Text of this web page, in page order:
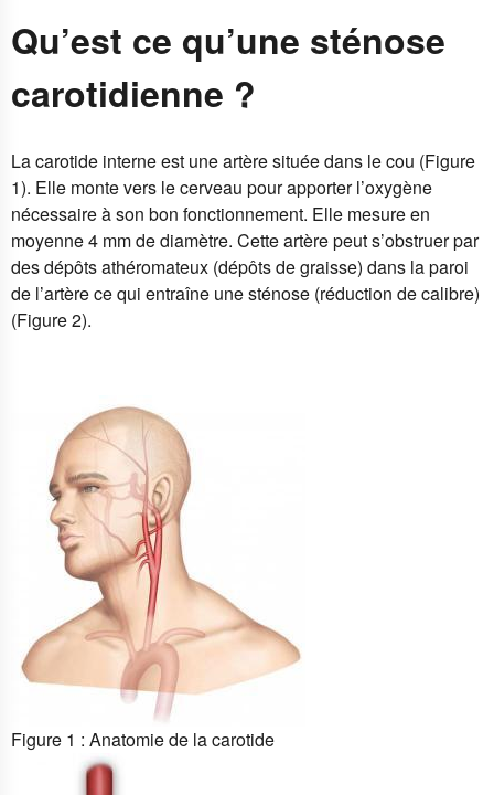
Qu’est ce qu’une sténose
carotidienne ?
La carotide interne est une artère située dans le cou (Figure
1). Elle monte vers le cerveau pour apporter l’oxygène
nécessaire à son bon fonctionnement. Elle mesure en
moyenne 4 mm de diamètre. Cette artère peut s’obstruer par
des dépôts athéromateux (dépôts de graisse) dans la paroi
de l’artère ce qui entraîne une sténose (réduction de calibre)
(Figure 2).
Figure 1 : Anatomie de la carotide